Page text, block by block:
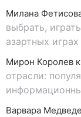
Милана
выбрать,
азартных играх
Мирон Королев
отрасли:
Варвара